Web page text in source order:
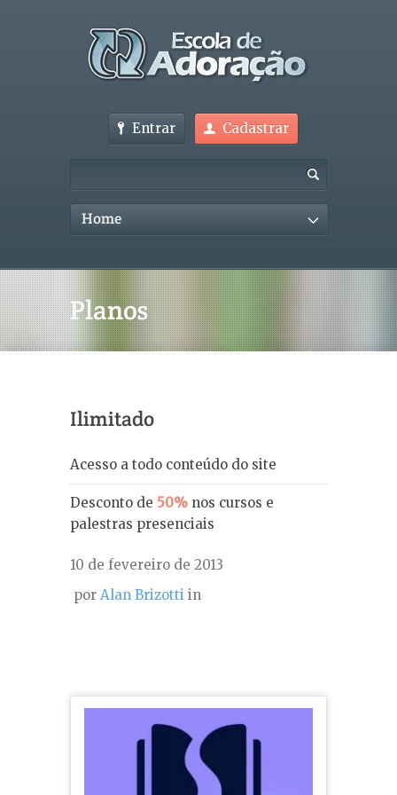
Entrar Cadastrar
Home
Planos
Ilimitado
Acesso a todo conteúdo do site
Desconto de 50% nos cursos e
palestras presenciais
10 de fevereiro de 2013
por Alan Brizotti in